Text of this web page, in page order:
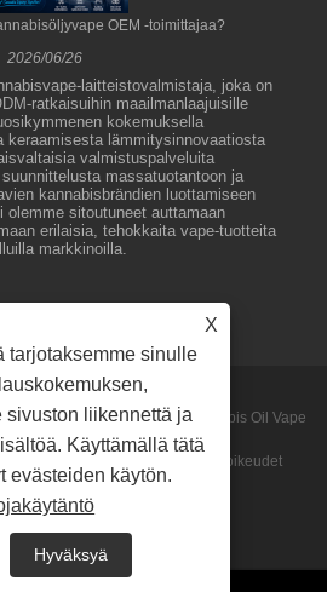
OEM -toimittajaa?
2026/06/26
laitteistovalmistaja, joka on
ratkaisuihin maailmanlaajuisille
kokemuksella
keraamisesta lämmitysinnovaatiosta
​​valmistuspalveluita
massatuotantoon ja
kannabisbrändien luottamiseen
olemme sitoutuneet auttamaan
erilaisia, tehokkaita vape-tuotteita
markkinoilla.
Technology Co.,Ltd. - Cannabis Oil Vape
höyrystimet - Kaikki oikeudet
pidätetään.
XML
X
tarjotaksemme sinulle
liikennettä ja
Käyttämällä tätä
evästeiden käytön.
Hyväksyä